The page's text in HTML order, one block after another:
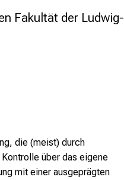
Fakultät der Ludwig-
die (meist) durch
über das eigene
mit einer ausgeprägten